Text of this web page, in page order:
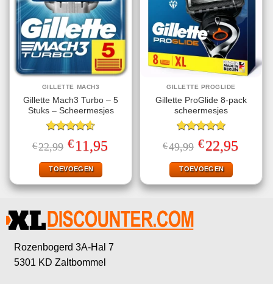
GILLETTE MACH3
Gillette Mach3 Turbo – 5
Stuks – Scheermesjes
Gewaardeerd
4.60uit 5
€22,99 Oorspronkelijke
prijs
was:
€22,99.
€11,95prijs
TOEVOEGEN
GILLETTE PROGLIDE
Gillette ProGlide 8-pack
scheermesjes
Gewaardeerd
5.00uit 5
€49,99 Oorspronkelijke
prijs
was:
€49,99.
€22,95prijs
TOEVOEGEN
Rozenbogerd 3A-Hal 7
5301 KD Zaltbommel